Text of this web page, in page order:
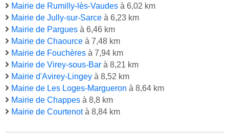
Mairie de Rumilly-lès-Vaudes à 6,02 km
Mairie de Jully-sur-Sarce à 6,23 km
Mairie de Pargues à 6,46 km
Mairie de Chaource à 7,48 km
Mairie de Fouchères à 7,94 km
Mairie de Virey-sous-Bar à 8,21 km
Mairie d'Avirey-Lingey à 8,52 km
Mairie de Les Loges-Margueron à 8,64 km
Mairie de Chappes à 8,8 km
Mairie de Courtenotà 8,84 km